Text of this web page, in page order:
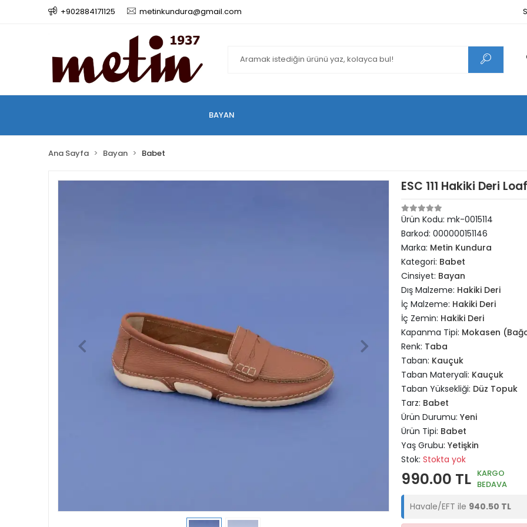
+902884171125 metinkundura@gmail.com
BAYAN
Ana Sayfa Bayan Babet
ESC 111 Hakiki Deri
Ürün Kodu: mk-0015114
Barkod: 000000151146
Marka: Metin Kundura
Kategori: Babet
Cinsiyet: Bayan
Dış Malzeme: Hakiki Deri
İç Malzeme: Hakiki Deri
İç Zemin: Hakiki Deri
Kapanma Tipi: Mokasen
Renk: Taba
Taban: Kauçuk
Taban Materyali: Kauçuk
Taban Yüksekliği: Düz Topuk
Tarz: Babet
Ürün Durumu: Yeni
Ürün Tipi: Babet
Yaş Grubu: Yetişkin
Stok: Stokta yok
990.00 TL KARGO
BEDAVA
Havale/EFT ile 940.50 TL